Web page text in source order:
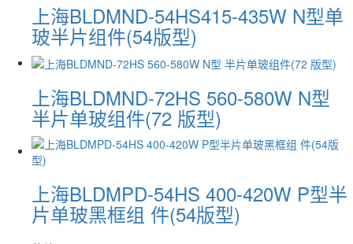
上海BLDMND-54HS415-435W N型单
玻半片组件(54版型)
上海BLDMND-72HS 560-580W N型
半片单玻组件(72 版型)
上海BLDMPD-54HS 400-420W P型半
片单玻黑框组 件(54版型)